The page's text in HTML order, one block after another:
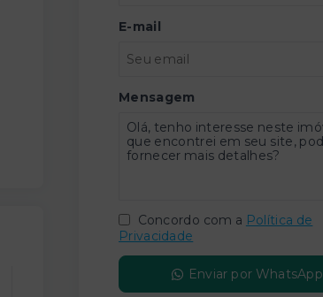
E-mail
Mensagem
Concordo com a Política de
Privacidade
Enviar por WhatsApp